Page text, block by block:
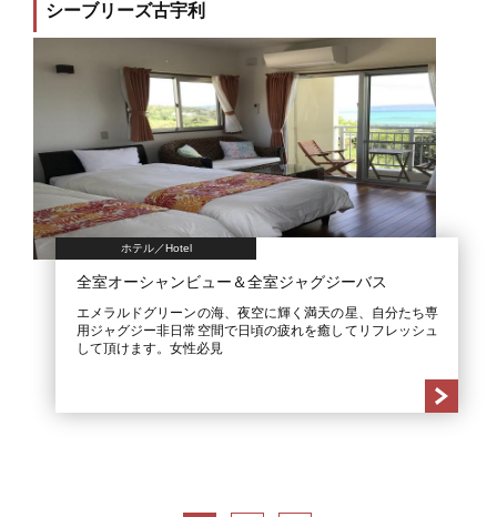
シーブリーズ古宇利
ホテル／Hotel
全室オーシャンビュー＆全室ジャグジーバス
エメラルドグリーンの海、夜空に輝く満天の星、自分たち専
用ジャグジー非日常空間で日頃の疲れを癒してリフレッシュ
して頂けます。女性必見